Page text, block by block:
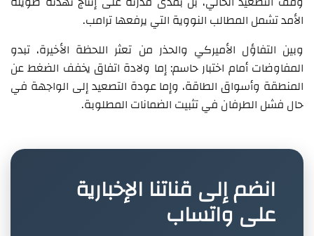
الأمد تشمل المطالب النووية التي يرفعها ترامب.
وبين التفاؤل الأميركي والحذر من تعثر اللحظة الأخيرة، تبدو
المفاوضات أمام اختبار حاسم: إما ولادة اتفاق يخفف الضغط عن
المنطقة وأسواق الطاقة، وإما عودة التصعيد إلى الواجهة في
حال فشل الطرفان في تثبيت الضمانات المطلوبة.
انضم إلى قناتنا الإخبارية
على واتساب